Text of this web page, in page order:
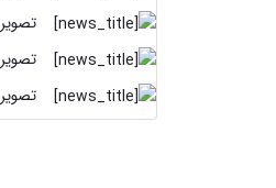
تصویر 7
تصویر 6
تصویر 2